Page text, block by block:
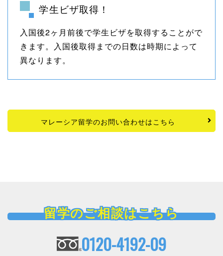
学生ビザ取得！
入国後2ヶ月前後で学生ビザを取得することがで
きます。入国後取得までの日数は時期によって
異なります。
マレーシア留学のお問い合わせはこちら
留学のご相談はこちら
0120-4192-09